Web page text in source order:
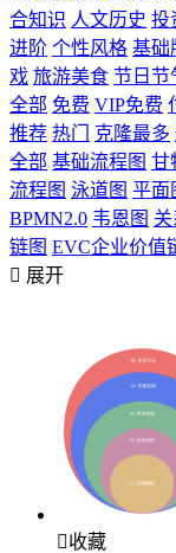
合知识 人文历史 投
进阶 个性风格 基础
戏 旅游美食 节日节
全部 免费 VIP免费
推荐 热门 克隆最多
全部 基础流程图 甘
流程图 泳道图 平面
BPMN2.0 韦恩图 关
链图 EVC企业价值
 展开
收藏